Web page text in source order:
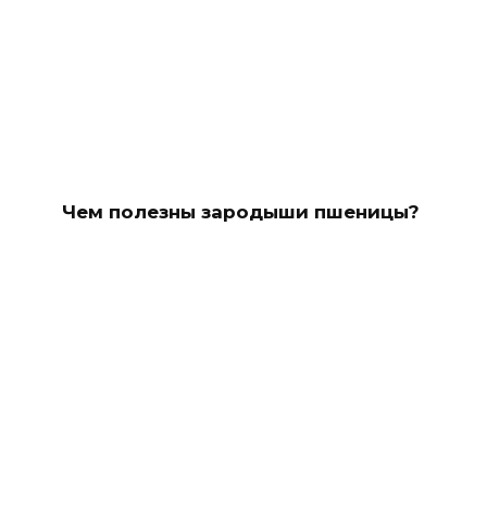
Чем полезны зародыши пшеницы?